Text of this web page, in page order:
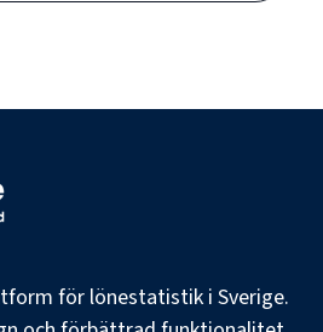
för lönestatistik i Sverige.